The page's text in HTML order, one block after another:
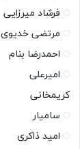
فرشاد میرزایی
مرتضی خدیوی
احمدرضا بنام
امیرعلی
کریمخانی
سامیار
امید ذاکری